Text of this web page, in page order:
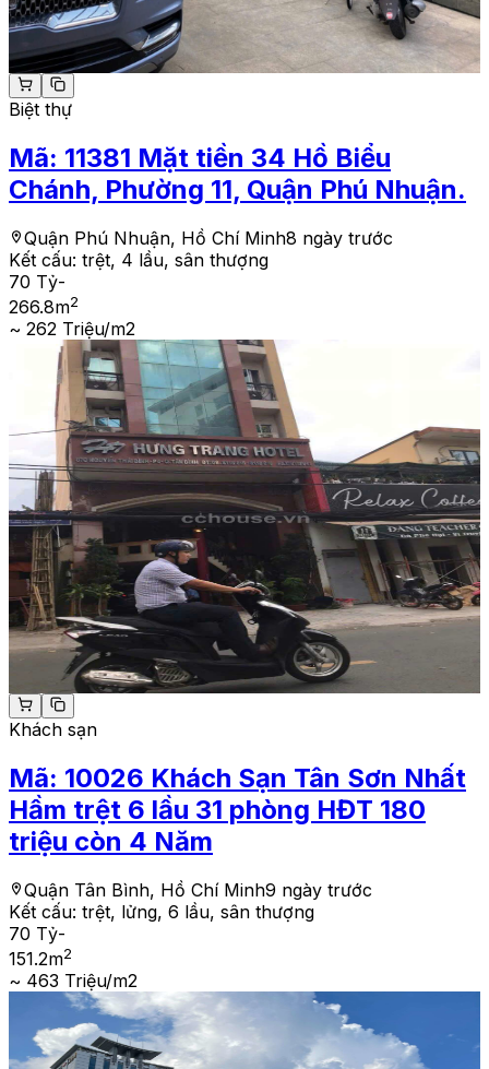
Biệt thự
Mã: 11381 Mặt tiền 34 Hồ Biểu
Chánh, Phường 11, Quận Phú Nhuận.
Quận Phú Nhuận, Hồ Chí Minh8 ngày trước
Kết cấu: trệt, 4 lầu, sân thượng
70 Tỷ-
266.8m2
~ 262 Triệu/m2
Khách sạn
Mã: 10026 Khách Sạn Tân Sơn Nhất
Hầm trệt 6 lầu 31 phòng HĐT 180
triệu còn 4 Năm
Quận Tân Bình, Hồ Chí Minh9 ngày trước
Kết cấu: trệt, lửng, 6 lầu, sân thượng
70 Tỷ-
151.2m2
~ 463 Triệu/m2